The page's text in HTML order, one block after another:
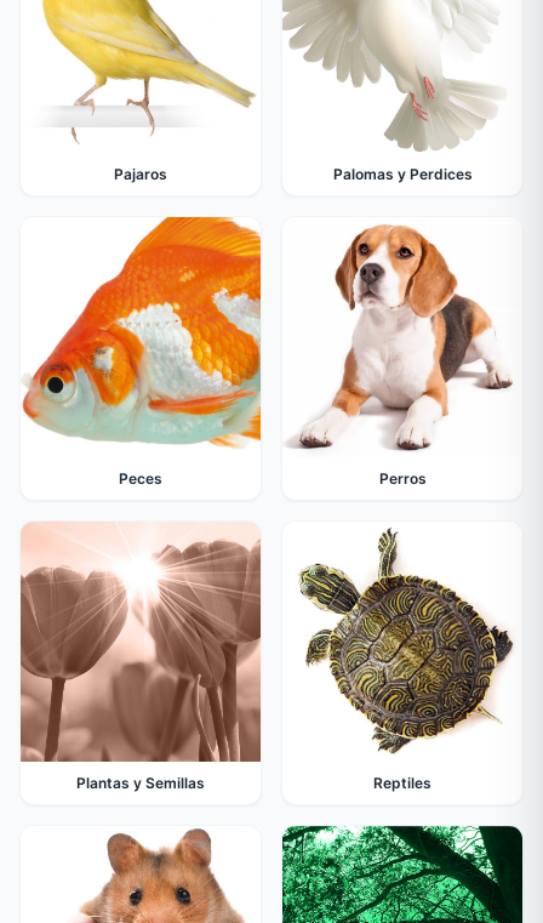
Pajaros Palomas y Perdices
Peces Perros
Plantas y Semillas Reptiles